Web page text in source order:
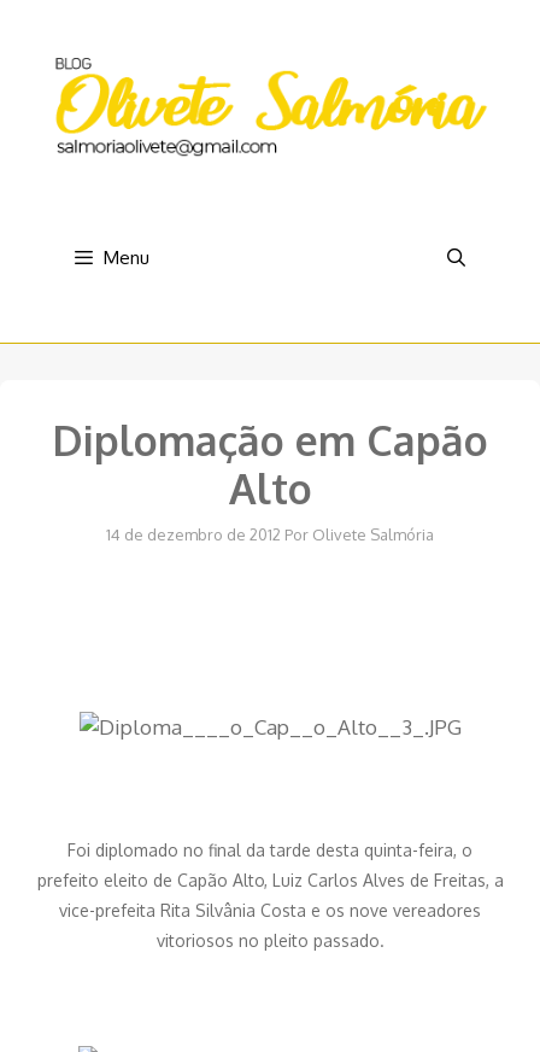
conteúdo
Menu
Diplomação em Capão
Alto
14 de dezembro de 2012 Por Olivete Salmória
Foi diplomado no final da tarde desta quinta-feira, o
prefeito eleito de Capão Alto, Luiz Carlos Alves de Freitas, a
vice-prefeita Rita Silvânia Costa e os nove vereadores
vitoriosos no pleito passado.